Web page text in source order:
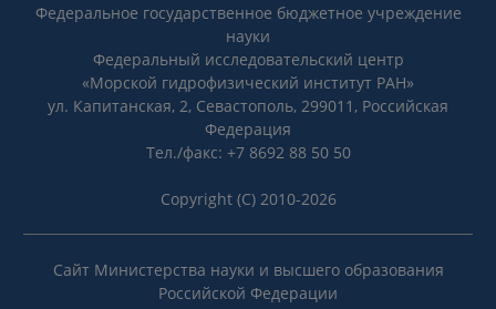
Федеральное государственное бюджетное учреждение
науки
Федеральный исследовательский центр
«Морской гидрофизический институт РАН»
ул. Капитанская, 2, Севастополь, 299011, Российская
Федерация
Тел./факс: +7 8692 88 50 50
Copyright (C) 2010-2026
Сайт Министерства науки и высшего образования
Российской Федерации